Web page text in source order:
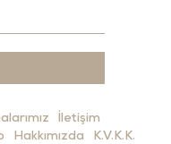
İletişim
Hakkımızda
K.V.K.K.